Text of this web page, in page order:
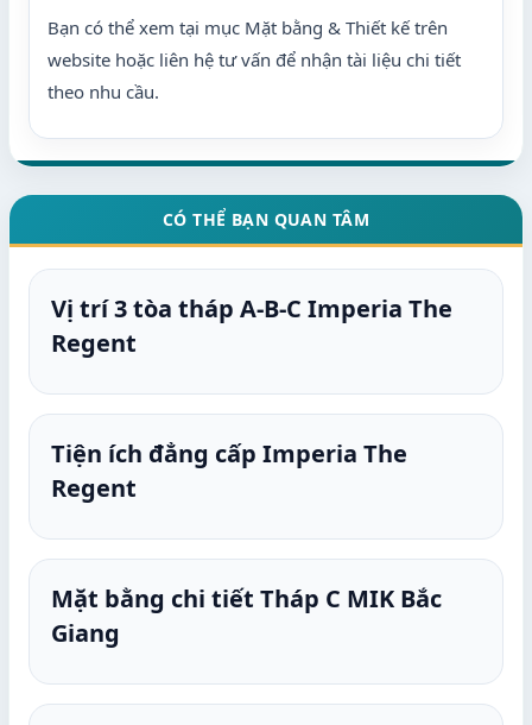
Bạn có thể xem tại mục Mặt bằng & Thiết kế trên
website hoặc liên hệ tư vấn để nhận tài liệu chi tiết
theo nhu cầu.
CÓ THỂ BẠN QUAN TÂM
Vị trí 3 tòa tháp A-B-C Imperia The
Regent
Tiện ích đẳng cấp Imperia The
Regent
Mặt bằng chi tiết Tháp C MIK Bắc
Giang